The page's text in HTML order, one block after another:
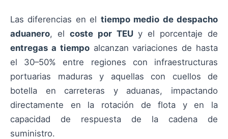
Las diferencias en el tiempo medio de despacho
aduanero, el coste por TEUy el porcentaje de
entregas a tiempoalcanzan variaciones de hasta
el 30–50% entre regiones con infraestructuras
portuarias maduras y aquellas con cuellos de
botella en carreteras y aduanas, impactando
directamente en la rotación de flota y en la
capacidad de respuesta de la cadena de
suministro.